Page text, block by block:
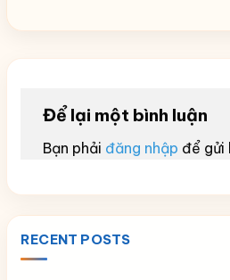
Để lại một bình luận
Bạn phải đăng nhập để gửi
RECENT POSTS